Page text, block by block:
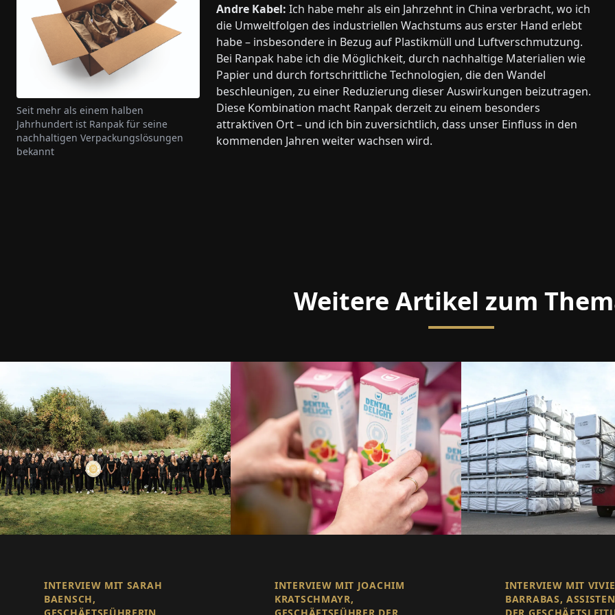
Andre Kabel: Ich habe mehr als ein Jahrzehnt in China verbracht, wo ich
die Umweltfolgen des industriellen Wachstums aus erster Hand erlebt
habe – insbesondere in Bezug auf Plastikmüll und Luftverschmutzung.
Bei Ranpak habe ich die Möglichkeit, durch nachhaltige Materialien wie
Papier und durch fortschrittliche Technologien, die den Wandel
beschleunigen, zu einer Reduzierung dieser Auswirkungen beizutragen.
Diese Kombination macht Ranpak derzeit zu einem besonders
attraktiven Ort – und ich bin zuversichtlich, dass unser Einfluss in den
kommenden Jahren weiter wachsen wird.
Seit mehr als einem halben
Jahrhundert ist Ranpak für seine
nachhaltigen Verpackungslösungen
bekannt
Weitere Artikel zum
INTERVIEW MIT SARAH
BAENSCH,
INTERVIEW MIT JOACHIM
KRATSCHMAYR,
INTERVIEW MIT
BARRABAS,